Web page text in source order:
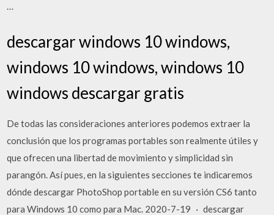
…
descargar windows 10 windows,
windows 10 windows, windows 10
windows descargar gratis
De todas las consideraciones anteriores podemos extraer la
conclusión que los programas portables son realmente útiles y
que ofrecen una libertad de movimiento y simplicidad sin
parangón. Así pues, en la siguientes secciones te indicaremos
dónde descargar PhotoShop portable en su versión CS6 tanto
para Windows 10 como para Mac. 2020-7-19 · descargar